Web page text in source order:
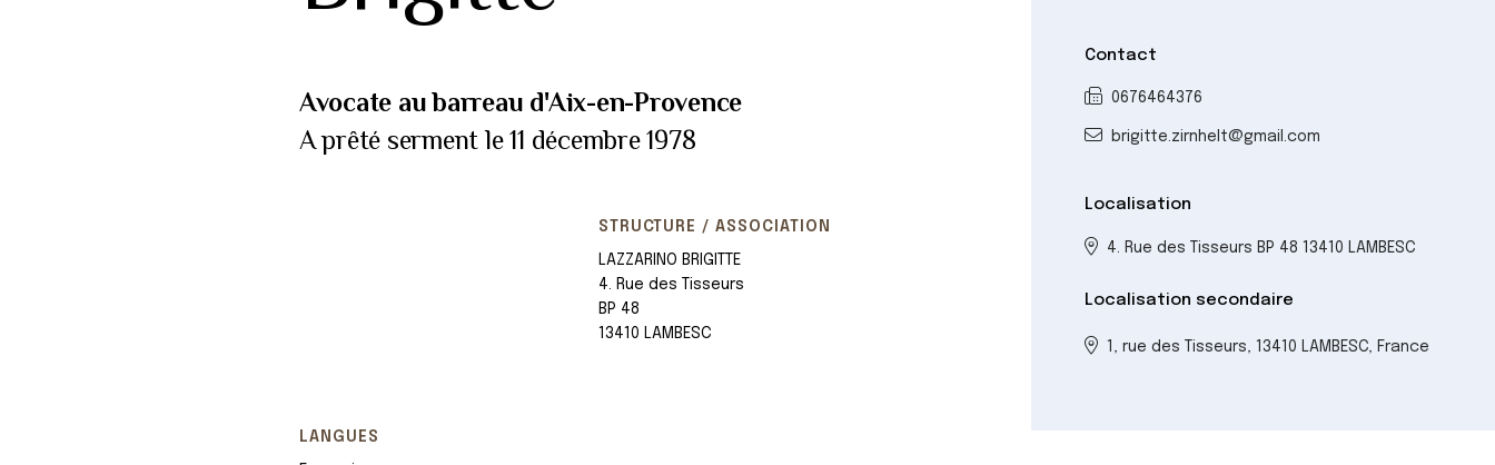
Avocate au barreau d'Aix-en-Provence
A prêté serment le 11 décembre 1978
STRUCTURE / ASSOCIATION
LAZZARINO BRIGITTE
4. Rue des Tisseurs
BP 48
13410 LAMBESC
LANGUES
Contact
0676464376
brigitte.zirnhelt@gmail.com
Localisation
4. Rue des Tisseurs BP 48 13410 LAMBESC
Localisation secondaire
1, rue des Tisseurs, 13410 LAMBESC, France